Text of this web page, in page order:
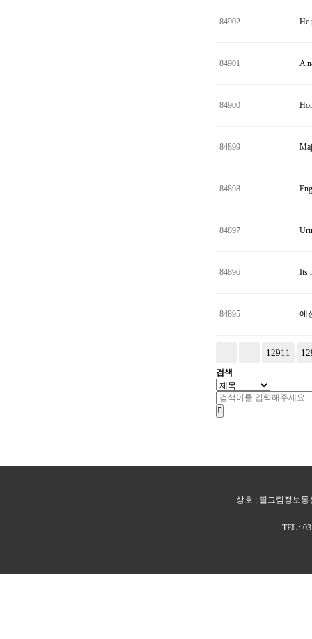
84902
84901 A
84900
84899
84898
84897
84896 Its
84895 예
12911
다음 맨끝
검색
상호 : 필그림정보
TEL :